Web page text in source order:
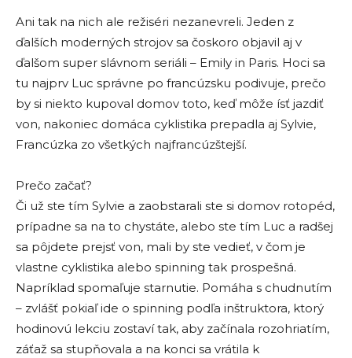
Ani tak na nich ale režiséri nezanevreli. Jeden z
ďalších moderných strojov sa čoskoro objavil aj v
ďalšom super slávnom seriáli – Emily in Paris. Hoci sa
tu najprv Luc správne po francúzsku podivuje, prečo
by si niekto kupoval domov toto, keď môže ísť jazdiť
von, nakoniec domáca cyklistika prepadla aj Sylvie,
Francúzka zo všetkých najfrancúzštejší.
Prečo začať?
Či už ste tím Sylvie a zaobstarali ste si domov rotopéd,
prípadne sa na to chystáte, alebo ste tím Luc a radšej
sa pôjdete prejsť von, mali by ste vedieť, v čom je
vlastne cyklistika alebo spinning tak prospešná.
Napríklad spomaľuje starnutie. Pomáha s chudnutím
– zvlášť pokiaľ ide o spinning podľa inštruktora, ktorý
hodinovú lekciu zostaví tak, aby začínala rozohriatím,
záťaž sa stupňovala a na konci sa vrátila k